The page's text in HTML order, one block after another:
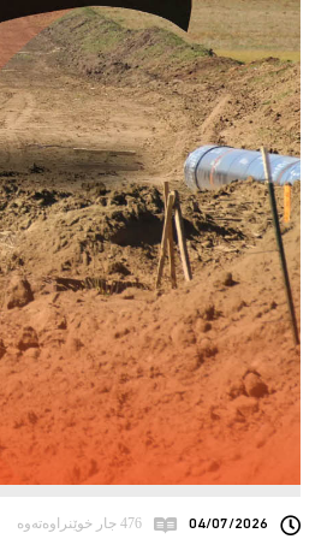
04/07/2026 476 جار خوێنراوەتەوە